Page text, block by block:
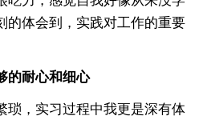
的体会到，实践对工作的重要
耐心和细心
，实习过程中我更是深有体